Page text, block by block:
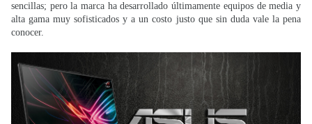
sencillas; pero la marca ha desarrollado últimamente equipos de media y
alta gama muy sofisticados y a un costo justo que sin duda vale la pena
conocer.